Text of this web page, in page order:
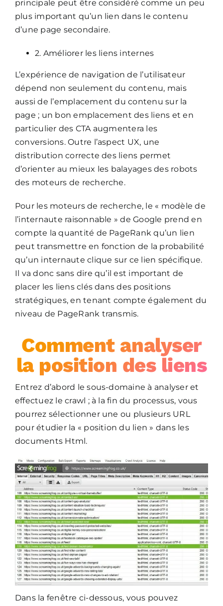
principale peut être considéré comme un peu
plus important qu’un lien dans le contenu
d’une page secondaire.
2. Améliorer les liens internes
L’expérience de navigation de l’utilisateur
dépend non seulement du contenu, mais
aussi de l’emplacement du contenu sur la
page ; un bon emplacement des liens et en
particulier des CTA augmentera les
conversions. Outre l’aspect UX, une
distribution correcte des liens permet
d’orienter au mieux les balayages des robots
des moteurs de recherche.
Pour les moteurs de recherche, le « modèle de
l’internaute raisonnable » de Google prend en
compte la quantité de PageRank qu’un lien
peut transmettre en fonction de la probabilité
qu’un internaute clique sur ce lien spécifique.
Il va donc sans dire qu’il est important de
placer les liens clés dans des positions
stratégiques, en tenant compte également du
niveau de PageRank transmis.
Comment analyser
la position des liens
Entrez d’abord le sous-domaine à analyser et
effectuez le crawl ; à la fin du processus, vous
pourrez sélectionner une ou plusieurs URL
pour étudier la « position du lien » dans les
documents Html.
Dans la fenêtre ci-dessous, vous pouvez